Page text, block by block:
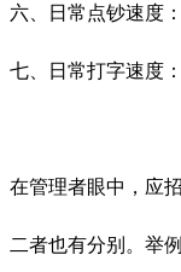
六、日常点钞速度
七、日常打字速度
在管理者眼中，应
二者也有分别。举